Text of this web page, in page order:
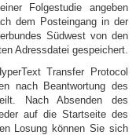
Folgestudie angeben
dem Posteingang in der
Südwest von den
Adressdatei gespeichert.
Transfer Protocol
nach Beantwortung des
Nach Absenden des
auf die Startseite des
Losung können Sie sich